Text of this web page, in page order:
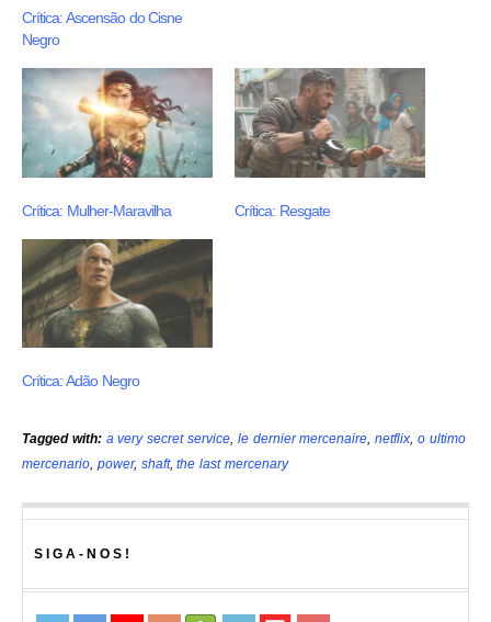
Crítica: Ascensão do Cisne
Negro
Crítica: Mulher-Maravilha Crítica: Resgate
Crítica: Adão Negro
Tagged with: a very secret service, le dernier mercenaire,netflix,o ultimo
mercenario, power, shaft,the last mercenary
SIGA-NOS!